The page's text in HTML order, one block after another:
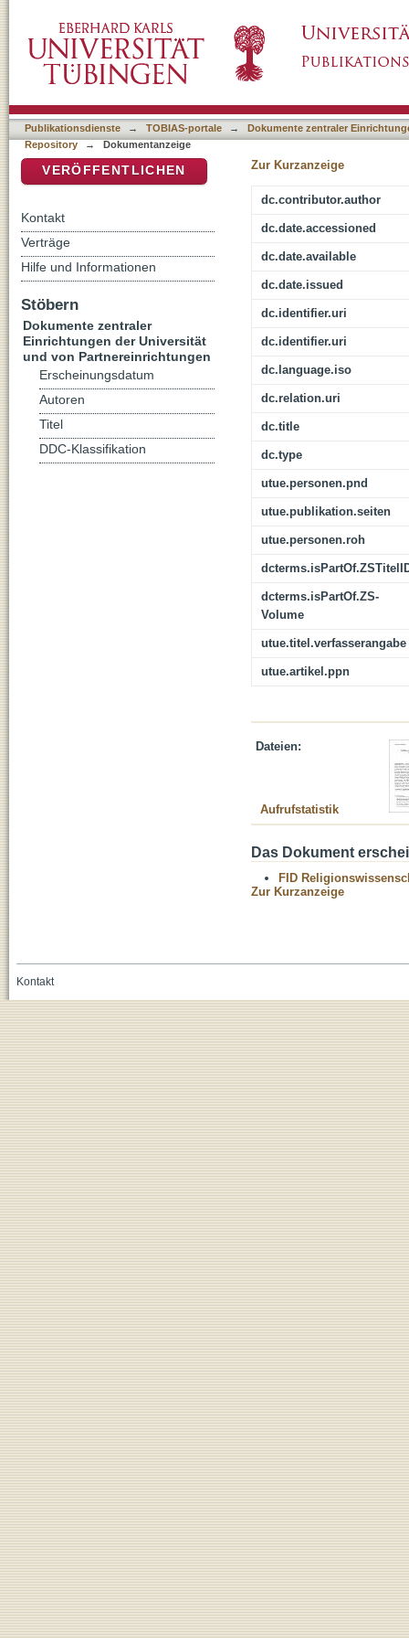
Publikationsdienste → TOBIAS-portale →
Dokumente zentraler
Repository
→ Dokumentanzeige
Zur Kurzanzeige
dc.contributor.author
dc.date.accessioned
dc.date.available
dc.date.issued
dc.identifier.uri
dc.identifier.uri
dc.language.iso
dc.relation.uri
dc.title
dc.type
utue.personen.pnd
utue.publikation.seiten
utue.personen.roh
dcterms.isPartOf.ZS-
Volume
utue.titel.verfasserangabe
utue.artikel.ppn
Dateien:
Aufrufstatistik
Das Dokument
FID
Zur Kurzanzeige
VERÖFFENTLICHEN
Kontakt
Verträge
Hilfe und Informationen
Stöbern
Dokumente zentraler
Einrichtungen der Universität
und von Partnereinrichtungen
Erscheinungsdatum
Autoren
Titel
DDC-Klassifikation
Kontakt